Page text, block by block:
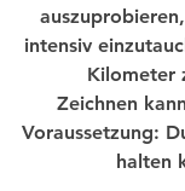
intensiv
Kilometer
Zeichnen
Voraussetzung:
halten